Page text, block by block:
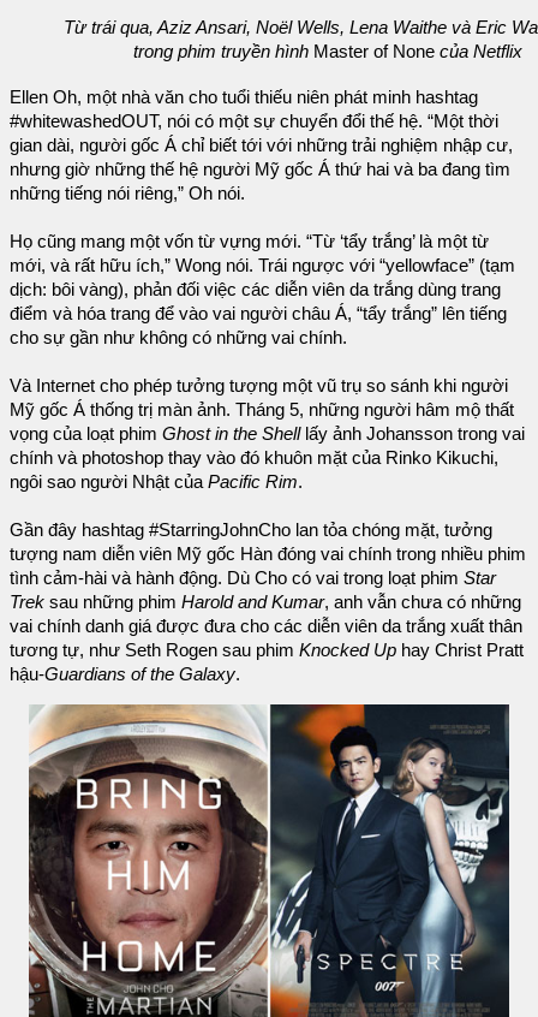
Từ trái qua, Aziz Ansari, Noël Wells, Lena Waithe và Eric
trong phim truyền hình Master of None của Netflix
Ellen Oh, một nhà văn cho tuổi thiếu niên phát minh hashtag
#whitewashedOUT, nói có một sự chuyển đổi thế hệ. “Một thời
gian dài, người gốc Á chỉ biết tới với những trải nghiệm nhập cư,
nhưng giờ những thế hệ người Mỹ gốc Á thứ hai và ba đang tìm
những tiếng nói riêng,” Oh nói.
Họ cũng mang một vốn từ vựng mới. “Từ ‘tẩy trắng’ là một từ
mới, và rất hữu ích,” Wong nói. Trái ngược với “yellowface” (tạm
dịch: bôi vàng), phản đối việc các diễn viên da trắng dùng trang
điểm và hóa trang để vào vai người châu Á, “tẩy trắng” lên tiếng
cho sự gần như không có những vai chính.
Và Internet cho phép tưởng tượng một vũ trụ so sánh khi người
Mỹ gốc Á thống trị màn ảnh. Tháng 5, những người hâm mộ thất
vọng của loạt phim Ghost in the Shelllấy ảnh Johansson trong vai
chính và photoshop thay vào đó khuôn mặt của Rinko Kikuchi,
ngôi sao người Nhật của Pacific Rim.
Gần đây hashtag #StarringJohnCho lan tỏa chóng mặt, tưởng
tượng nam diễn viên Mỹ gốc Hàn đóng vai chính trong nhiều phim
tình cảm-hài và hành động. Dù Cho có vai trong loạt phim Star
Trek sau những phim Harold and Kumar, anh vẫn chưa có những
vai chính danh giá được đưa cho các diễn viên da trắng xuất thân
tương tự, như Seth Rogen sau phim Knocked Up hay Christ Pratt
hậu-Guardians of the Galaxy.